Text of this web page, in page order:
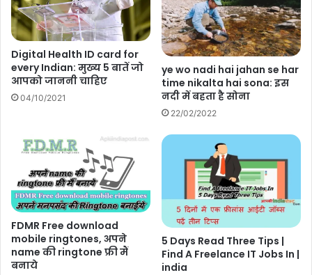
Digital Health ID card for
every Indian: मुख्य 5 बातें जो
आपको जाननी चाहिए
04/10/2021
ye wo nadi hai jahan se har
time nikalta hai sona: इस
नदी में बहता है सोना
22/02/2022
FDMR Free download
mobile ringtones, अपने
name की ringtone फ्री मैं
बनाये
5 Days Read Three Tips |
Find A Freelance IT Jobs In |
india